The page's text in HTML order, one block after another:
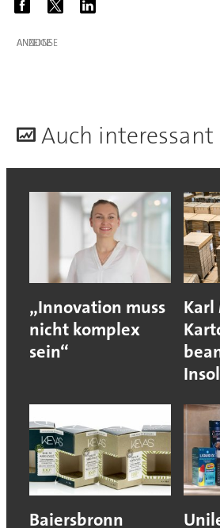
ANZEIGE
Auch interessant
„Innovation muss
nicht komplex
sein“
Karl
Baiersbronn